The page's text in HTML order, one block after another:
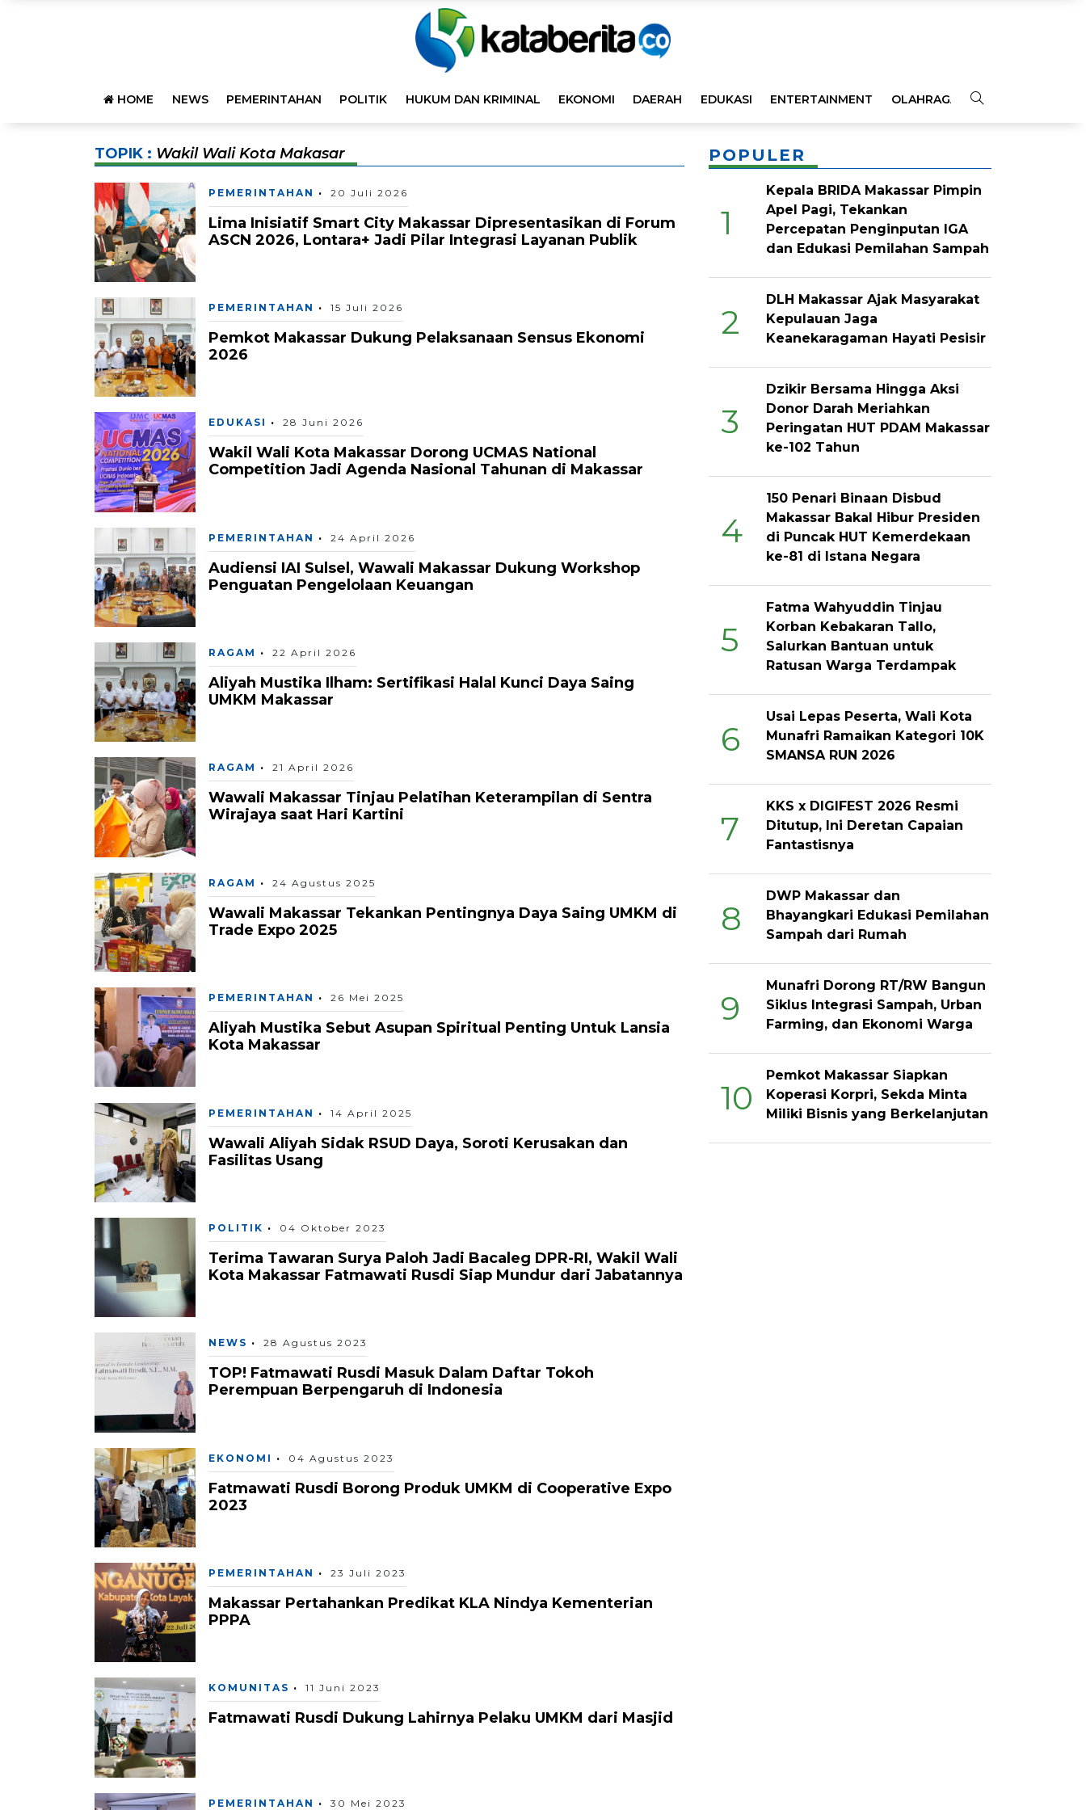
HOME NEWS PEMERINTAHAN POLITIK HUKUM DAN KRIMINAL EKONOMI DAERAH EDUKASI ENTERTAINMENT OLAHRAGA OPINI
TOPIK : Wakil Wali Kota Makasar
PEMERINTAHAN 20 Juli 2026
Lima Inisiatif Smart City Makassar Dipresentasikan di Forum
ASCN 2026, Lontara+ Jadi Pilar Integrasi Layanan Publik
PEMERINTAHAN 15 Juli 2026
Pemkot Makassar Dukung Pelaksanaan Sensus Ekonomi
2026
EDUKASI 28 Juni 2026
Wakil Wali Kota Makassar Dorong UCMAS National
Competition Jadi Agenda Nasional Tahunan di Makassar
PEMERINTAHAN 24 April 2026
Audiensi IAI Sulsel, Wawali Makassar Dukung Workshop
Penguatan Pengelolaan Keuangan
RAGAM 22 April 2026
Aliyah Mustika Ilham: Sertifikasi Halal Kunci Daya Saing
UMKM Makassar
RAGAM 21 April 2026
Wawali Makassar Tinjau Pelatihan Keterampilan di Sentra
Wirajaya saat Hari Kartini
RAGAM 24 Agustus 2025
Wawali Makassar Tekankan Pentingnya Daya Saing UMKM di
Trade Expo 2025
PEMERINTAHAN 26 Mei 2025
Aliyah Mustika Sebut Asupan Spiritual Penting Untuk Lansia
Kota Makassar
PEMERINTAHAN 14 April 2025
Wawali Aliyah Sidak RSUD Daya, Soroti Kerusakan dan
Fasilitas Usang
POLITIK 04 Oktober 2023
Terima Tawaran Surya Paloh Jadi Bacaleg DPR-RI, Wakil Wali
Kota Makassar Fatmawati Rusdi Siap Mundur dari Jabatannya
NEWS 28 Agustus 2023
TOP! Fatmawati Rusdi Masuk Dalam Daftar Tokoh
Perempuan Berpengaruh di Indonesia
EKONOMI 04 Agustus 2023
Fatmawati Rusdi Borong Produk UMKM di Cooperative Expo
2023
PEMERINTAHAN 23 Juli 2023
Makassar Pertahankan Predikat KLA Nindya Kementerian
PPPA
KOMUNITAS 11 Juni 2023
Fatmawati Rusdi Dukung Lahirnya Pelaku UMKM dari Masjid
PEMERINTAHAN 30 Mei 2023
POPULER
1
Kepala BRIDA Makassar Pimpin
Apel Pagi, Tekankan
Percepatan Penginputan IGA
dan Edukasi Pemilahan Sampah
2
DLH Makassar Ajak Masyarakat
Kepulauan Jaga
Keanekaragaman Hayati Pesisir
3
Dzikir Bersama Hingga Aksi
Donor Darah Meriahkan
Peringatan HUT PDAM Makassar
ke-102 Tahun
4
150 Penari Binaan Disbud
Makassar Bakal Hibur Presiden
di Puncak HUT Kemerdekaan
ke-81 di Istana Negara
5
Fatma Wahyuddin Tinjau
Korban Kebakaran Tallo,
Salurkan Bantuan untuk
Ratusan Warga Terdampak
6
Usai Lepas Peserta, Wali Kota
Munafri Ramaikan Kategori 10K
SMANSA RUN 2026
7
KKS x DIGIFEST 2026 Resmi
Ditutup, Ini Deretan Capaian
Fantastisnya
8
DWP Makassar dan
Bhayangkari Edukasi Pemilahan
Sampah dari Rumah
9
Munafri Dorong RT/RW Bangun
Siklus Integrasi Sampah, Urban
Farming, dan Ekonomi Warga
10
Pemkot Makassar Siapkan
Koperasi Korpri, Sekda Minta
Miliki Bisnis yang Berkelanjutan